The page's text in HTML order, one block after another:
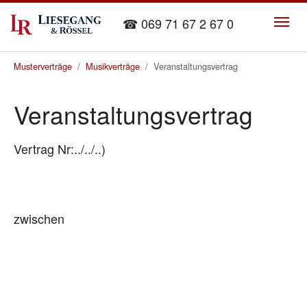
Skip to main content
☎ 069 71 67 2 67 0
You are here:
Musterverträge Musikverträge Veranstaltungsvertrag
Veranstaltungsvertrag
Vertrag Nr:../../..)
zwischen